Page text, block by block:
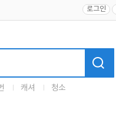
로그인
캐셔 청소